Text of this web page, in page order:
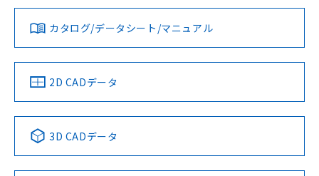
タイムチャート
以上、n: 80mm以上
検出領域
ダウンロードデータをご利用いただく前に、以下を必ずお読
みください。
ソフトウェアの使用条件
対応済み
中国 RoHS 注意事項・凡例
Pb Hg Cd Cr(VI)
LR型式承認
（イギリス
船舶規格）
DNV型式承認
（ノルウェー
BV型式承認
（フランス
KR型式
（韓国
No No No No
この製品の規格認証/適合状況ページへ
その他の認証はこちらのページからご検索ください
カタログ/データシート/マニュアル
2D CADデータ
3D CADデータ